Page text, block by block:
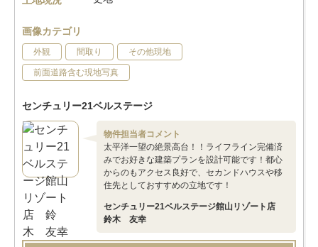
画像カテゴリ
外観 間取り その他現地
前面道路含む現地写真
センチュリー21ベルステージ
物件担当者コメント
太平洋一望の絶景高台！！ライフライン完備済
みでお好きな建築プランを設計可能です！都心
からのもアクセス良好で、セカンドハウスや移
住先としておすすめの立地です！
センチュリー21ベルステージ館山リゾート店
鈴木 友幸